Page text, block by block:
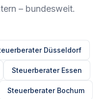
– bundesweit.
Düsseldorf
Steuerberater Essen
Steuerberater Bochum